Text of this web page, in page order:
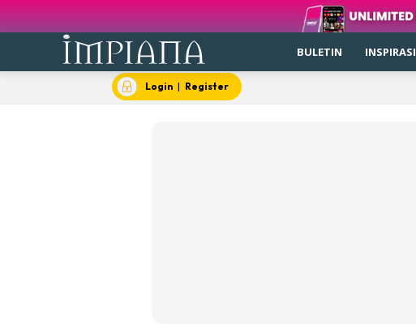
BULETIN INSPIRASI
Login | Register